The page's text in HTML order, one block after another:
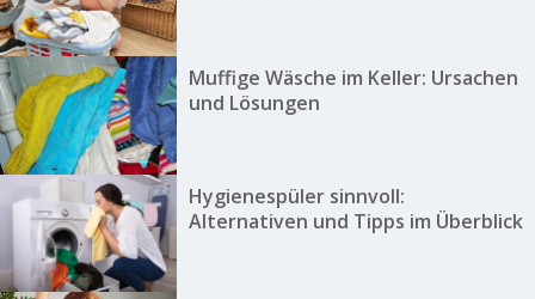
Muffige Wäsche im Keller: Ursachen
und Lösungen
Hygienespüler sinnvoll:
Alternativen und Tipps im Überblick